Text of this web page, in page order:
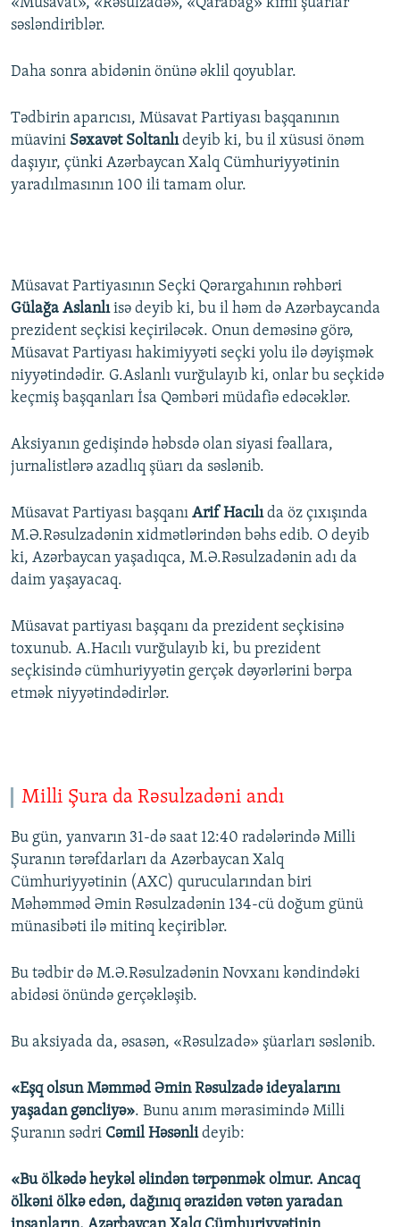
«Müsavat», «Rəsulzadə», «Qarabağ» kimi şüarlar
səsləndiriblər.
Daha sonra abidənin önünə əklil qoyublar.
Tədbirin aparıcısı, Müsavat Partiyası başqanının
müavini Səxavət Soltanlıdeyib ki, bu il xüsusi önəm
daşıyır, çünki Azərbaycan Xalq Cümhuriyyətinin
yaradılmasının 100 ili tamam olur.
Müsavat Partiyasının Seçki Qərargahının rəhbəri
Gülağa Aslanlıisə deyib ki, bu il həm də Azərbaycanda
prezident seçkisi keçiriləcək. Onun deməsinə görə,
Müsavat Partiyası hakimiyyəti seçki yolu ilə dəyişmək
niyyətindədir. G.Aslanlı vurğulayıb ki, onlar bu seçkidə
keçmiş başqanları İsa Qəmbəri müdafiə edəcəklər.
Aksiyanın gedişində həbsdə olan siyasi fəallara,
jurnalistlərə azadlıq şüarı da səslənib.
Müsavat Partiyası başqanı Arif Hacılıda öz çıxışında
M.Ə.Rəsulzadənin xidmətlərindən bəhs edib. O deyib
ki, Azərbaycan yaşadıqca, M.Ə.Rəsulzadənin adı da
daim yaşayacaq.
Müsavat partiyası başqanı da prezident seçkisinə
toxunub. A.Hacılı vurğulayıb ki, bu prezident
seçkisində cümhuriyyətin gerçək dəyərlərini bərpa
etmək niyyətindədirlər.
Milli Şura da Rəsulzadəni andı
Bu gün, yanvarın 31-də saat 12:40 radələrində Milli
Şuranın tərəfdarları da Azərbaycan Xalq
Cümhuriyyətinin (AXC) qurucularından biri
Məhəmməd Əmin Rəsulzadənin 134-cü doğum günü
münasibəti ilə mitinq keçiriblər.
Bu tədbir də M.Ə.Rəsulzadənin Novxanı kəndindəki
abidəsi önündə gerçəkləşib.
Bu aksiyada da, əsasən, «Rəsulzadə» şüarları səslənib.
«Eşq olsun Məmməd Əmin Rəsulzadə ideyalarını
yaşadan gəncliyə». Bunu anım mərasimində Milli
Şuranın sədri Cəmil Həsənlideyib:
«Bu ölkədə heykəl əlindən tərpənmək olmur. Ancaq
ölkəni ölkə edən, dağınıq ərazidən vətən yaradan